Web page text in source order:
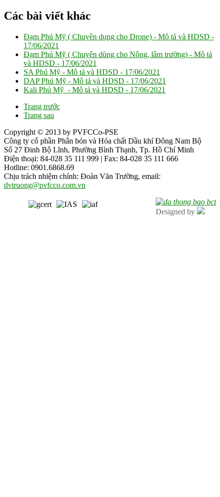
Các bài viết khác
Đạm Phú Mỹ ( Chuyên dụng cho Drone) - Mô tả và HDSD -
17/06/2021
Đạm Phú Mỹ ( Chuyên dùng cho Nông, lâm trường) - Mô tả
và HDSD - 17/06/2021
SA Phú Mỹ - Mô tả và HDSD - 17/06/2021
DAP Phú Mỹ - Mô tả và HDSD - 17/06/2021
Kali Phú Mỹ - Mô tả và HDSD - 17/06/2021
Trang trước
Trang sau
Copyright © 2013 by PVFCCo-PSE
Công ty cổ phần Phân bón và Hóa chất Dầu khí Đông Nam Bộ
Số 27 Đinh Bộ Lĩnh, Phường Bình Thạnh, Tp. Hồ Chí Minh
Điện thoại: 84-028 35 111 999 | Fax: 84-028 35 111 666
Hotline: 0901.6868.69
Chịu trách nhiệm chính: Đoàn Văn Trường, email:
dvtruong@pvfcco.com.vn
Designed by